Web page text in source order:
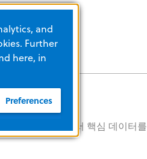
있습니다.
한 코드 상황에서 핵심 데이터를
and
Further
here, in
Preferences